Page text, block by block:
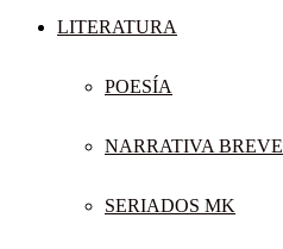
LITERATURA
POESÍA
NARRATIVA BREVE
SERIADOS MK